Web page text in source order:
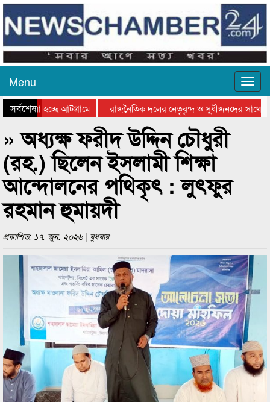
Menu
সর্বশেষহচ্ছে আটগ্রামে
রাজনৈতিক দলের নেতৃবৃন্দ ও সুধীজনদের সাথে
সিলেটে বাংলাদেশ গ্রুপ থিয়েটার ফেডারেশানের
» অধ্যক্ষ ফরীদ উদ্দিন চৌধুরী
(রহ.) ছিলেন ইসলামী শিক্ষা
আন্দোলনের পথিকৃৎ : লুৎফুর
রহমান হুমায়দী
প্রকাশিত: ১৭. জুন. ২০২৬ | বুধবার